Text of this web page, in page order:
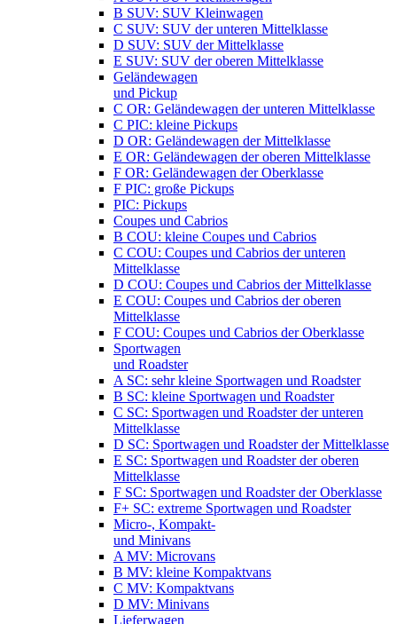
B SUV: SUV Kleinwagen
C SUV: SUV der unteren Mittelklasse
D SUV: SUV der Mittelklasse
E SUV: SUV der oberen Mittelklasse
Geländewagen
und Pickup
C OR: Geländewagen der unteren Mittelklasse
C PIC: kleine Pickups
D OR: Geländewagen der Mittelklasse
E OR: Geländewagen der oberen Mittelklasse
F OR: Geländewagen der Oberklasse
F PIC: große Pickups
PIC: Pickups
Coupes und Cabrios
B COU: kleine Coupes und Cabrios
C COU: Coupes und Cabrios der unteren
Mittelklasse
D COU: Coupes und Cabrios der Mittelklasse
E COU: Coupes und Cabrios der oberen
Mittelklasse
F COU: Coupes und Cabrios der Oberklasse
Sportwagen
und Roadster
A SC: sehr kleine Sportwagen und Roadster
B SC: kleine Sportwagen und Roadster
C SC: Sportwagen und Roadster der unteren
Mittelklasse
D SC: Sportwagen und Roadster der Mittelklasse
E SC: Sportwagen und Roadster der oberen
Mittelklasse
F SC: Sportwagen und Roadster der Oberklasse
F+ SC: extreme Sportwagen und Roadster
Micro-, Kompakt-
und Minivans
A MV: Microvans
B MV: kleine Kompaktvans
C MV: Kompaktvans
D MV: Minivans
Lieferwagen